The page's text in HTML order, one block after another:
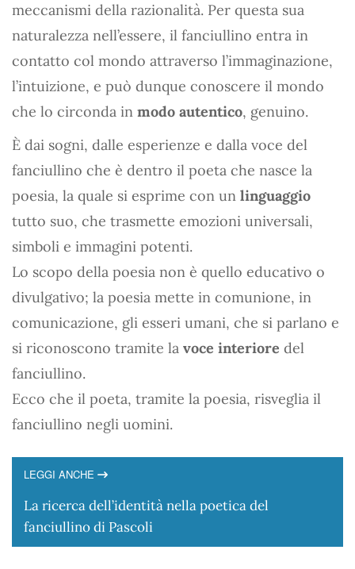
meccanismi della razionalità. Per questa sua
naturalezza nell’essere, il fanciullino entra in
contatto col mondo attraverso l’immaginazione,
l’intuizione, e può dunque conoscere il mondo
che lo circonda in modo autentico, genuino.
È dai sogni, dalle esperienze e dalla voce del
fanciullino che è dentro il poeta che nasce la
poesia, la quale si esprime con un linguaggio
tutto suo, che trasmette emozioni universali,
simboli e immagini potenti.
Lo scopo della poesia non è quello educativo o
divulgativo; la poesia mette in comunione, in
comunicazione, gli esseri umani, che si parlano e
si riconoscono tramite la voce interiore del
fanciullino.
Ecco che il poeta, tramite la poesia, risveglia il
fanciullino negli uomini.
LEGGI ANCHE
La ricerca dell’identità nella poetica del
fanciullino di Pascoli